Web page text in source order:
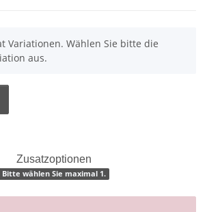
Variationen. Wählen Sie bitte die
aus.
Zusatzoptionen
Bitte wählen Sie maximal 1.